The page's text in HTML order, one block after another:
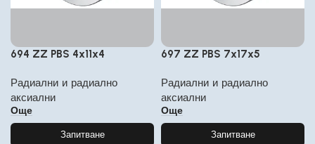
694 ZZ PBS 4x11x4
Радиални и радиално
аксиални
Още
Запитване
697 ZZ PBS 7x17x5
Радиални и радиално
аксиални
Още
Запитване